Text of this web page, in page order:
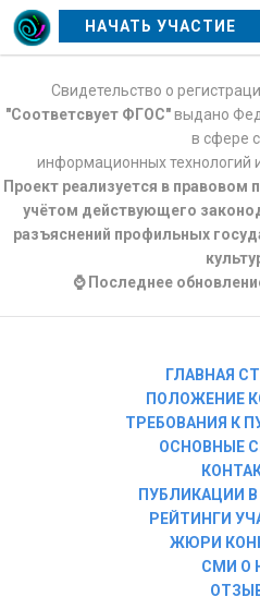
НАЧАТЬ УЧАСТИЕ
Свидетельство о
"Соответсвует ФГОС"выдано
в сфере
информационных технологий
Проект реализуется в
учётом действующего
разъяснений профильных
⌚ Последнее
ГЛАВНАЯ
ПОЛОЖЕНИЕ
ТРЕБОВАНИЯ К
ОСНОВНЫЕ
ПУБЛИКАЦИИ
РЕЙТИНГИ
ЖЮРИ
СМИ О